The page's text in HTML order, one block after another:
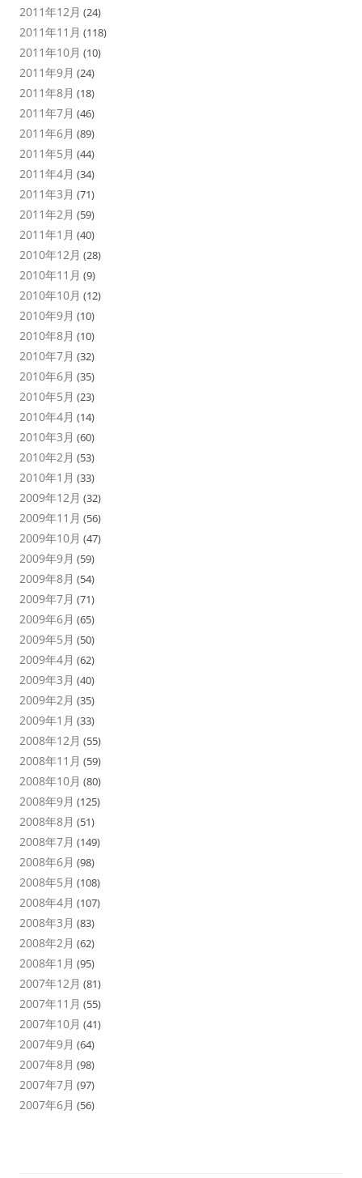
2011年12月 (24)
2011年11月 (118)
2011年10月 (10)
2011年9月 (24)
2011年8月 (18)
2011年7月 (46)
2011年6月 (89)
2011年5月 (44)
2011年4月 (34)
2011年3月 (71)
2011年2月 (59)
2011年1月 (40)
2010年12月 (28)
2010年11月 (9)
2010年10月 (12)
2010年9月 (10)
2010年8月 (10)
2010年7月 (32)
2010年6月 (35)
2010年5月 (23)
2010年4月 (14)
2010年3月 (60)
2010年2月 (53)
2010年1月 (33)
2009年12月 (32)
2009年11月 (56)
2009年10月 (47)
2009年9月 (59)
2009年8月 (54)
2009年7月 (71)
2009年6月 (65)
2009年5月 (50)
2009年4月 (62)
2009年3月 (40)
2009年2月 (35)
2009年1月 (33)
2008年12月 (55)
2008年11月 (59)
2008年10月 (80)
2008年9月 (125)
2008年8月 (51)
2008年7月 (149)
2008年6月 (98)
2008年5月 (108)
2008年4月 (107)
2008年3月 (83)
2008年2月 (62)
2008年1月 (95)
2007年12月 (81)
2007年11月 (55)
2007年10月 (41)
2007年9月 (64)
2007年8月 (98)
2007年7月 (97)
2007年6月 (56)